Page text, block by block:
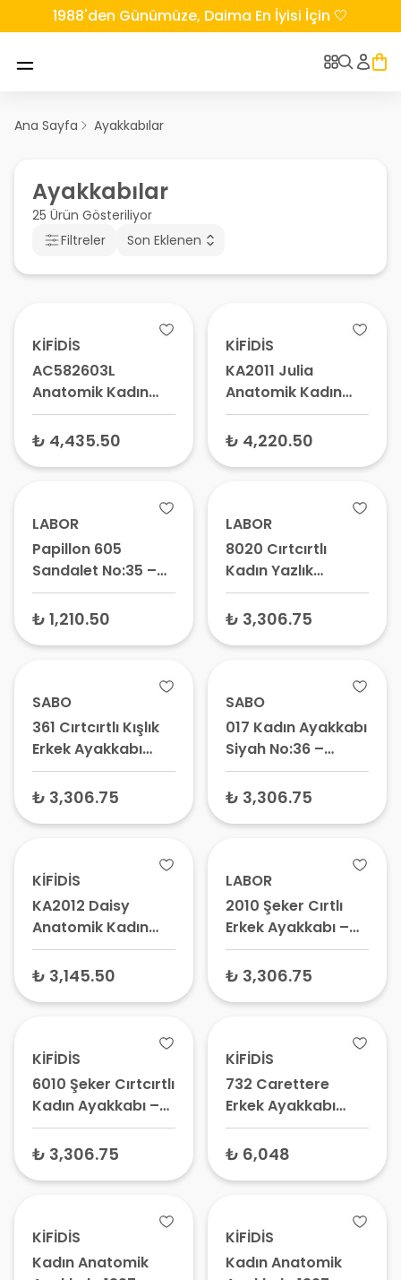
1988'den Günümüze, Daima En İyisi İçin 🤍
Ana Sayfa Ayakkabılar
Ayakkabılar
25 Ürün Gösteriliyor
Filtreler
Son Eklenen
KİFİDİS
AC582603L
Anatomik Kadın
Deri Ayakkabı -
Ortopedik
₺ 4,435.50
KİFİDİS
KA2011 Julia
Anatomik Kadın
Deri Sandalet
₺ 4,220.50
LABOR
Papillon 605
Sandalet No:35 –
Anatomik
Ortopedik Terlik,
₺ 1,210.50
LABOR
8020 Cırtcırtlı
Kadın Yazlık
Ayakkabı -
Ortopedik Yürüyüş
₺ 3,306.75
SABO
361 Cırtcırtlı Kışlık
Erkek Ayakkabı
Siyah No:40 – Cırtlı
Kışlık Bot, Erkek
₺ 3,306.75
SABO
017 Kadın Ayakkabı
Siyah No:36 –
Anatomik
Ortopedik Model
₺ 3,306.75
KİFİDİS
KA2012 Daisy
Anatomik Kadın
Deri Sandalet
₺ 3,145.50
LABOR
2010 Şeker Cırtlı
Erkek Ayakkabı –
Diyabetik
Ayakkabı,
₺ 3,306.75
KİFİDİS
6010 Şeker Cırtcırtlı
Kadın Ayakkabı –
Ortopedik
Ayakkabı,
₺ 3,306.75
KİFİDİS
732 Carettere
Erkek Ayakkabı
Kahverengi -
Anatomik
₺ 6,048
KİFİDİS
Kadın Anatomik
KİFİDİS
Kadın Anatomik